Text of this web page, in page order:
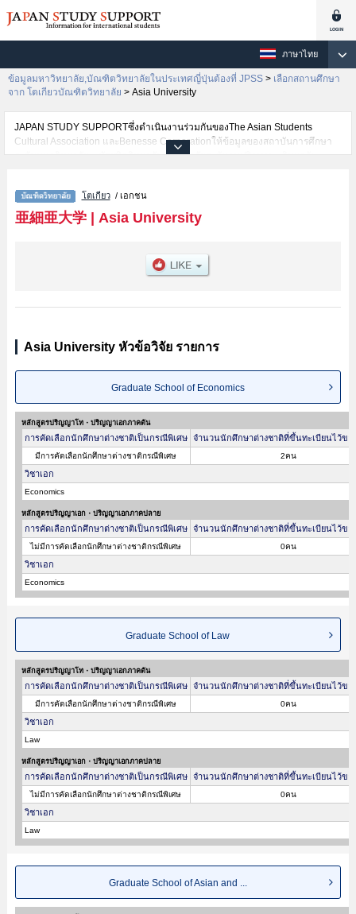
ภาษาไทย
ข้อมูลมหาวิทยาลัย,บัณฑิตวิทยาลัยในประเทศญี่ปุ่นต้องที่ JPSS > เลือกสถานศึกษา
จาก โตเกียวบัณฑิตวิทยาลัย > Asia University
JAPAN STUDY SUPPORTซึ่งดำเนินงานร่วมกันของThe Asian Students
Cultural Association และBenesse Corporationให้ข้อมูลของสถาบันการศึกษา
ระดับมหาวิทยาลัย・บัณฑิตวิทยาลัย・วิทยาลัยระดับอนุปริญญา・วิทยาลัย
เช่นGraduate School of EconomicsหรือGraduate School of LawหรือGraduate
School of Asian and International Business Strategy เป็นต้น,ข้อมูลของแต่ละ
สาขาวิจัย,ข้อมูลการสอบคัดเลือกเข้าศึกษาเช่นจำนวนคนที่รับสมัครหรือจำนวน
ขอเชิญใช้บริการค้นหาข้อมูลตามอัธยาศัย
โตเกียว/ เอกชน
亜細亜大学| Asia University
Asia University หัวข้อวิจัย รายการ
Graduate School of Economics
หลักสูตรปริญญาโท・ปริญญาเอกภาคต้น
การคัดเลือกนักศึกษาต่างชาติเป็นกรณีพิเศษ จำนวนนักศึกษาต่างชาติที่ขึ้นทะเบียนไว้ขอ
มีการคัดเลือกนักศึกษาต่างชาติกรณีพิเศษ 2คน
วิชาเอก
Economics
หลักสูตรปริญญาเอก・ปริญญาเอกภาคปลาย
การคัดเลือกนักศึกษาต่างชาติเป็นกรณีพิเศษ จำนวนนักศึกษาต่างชาติที่ขึ้นทะเบียนไว้ขอ
ไม่มีการคัดเลือกนักศึกษาต่างชาติกรณีพิเศษ 0คน
วิชาเอก
Economics
Graduate School of Law
หลักสูตรปริญญาโท・ปริญญาเอกภาคต้น
การคัดเลือกนักศึกษาต่างชาติเป็นกรณีพิเศษ จำนวนนักศึกษาต่างชาติที่ขึ้นทะเบียนไว้ขอ
มีการคัดเลือกนักศึกษาต่างชาติกรณีพิเศษ 0คน
วิชาเอก
Law
หลักสูตรปริญญาเอก・ปริญญาเอกภาคปลาย
การคัดเลือกนักศึกษาต่างชาติเป็นกรณีพิเศษ จำนวนนักศึกษาต่างชาติที่ขึ้นทะเบียนไว้ขอ
ไม่มีการคัดเลือกนักศึกษาต่างชาติกรณีพิเศษ 0คน
วิชาเอก
Law
Graduate School of Asian and ...